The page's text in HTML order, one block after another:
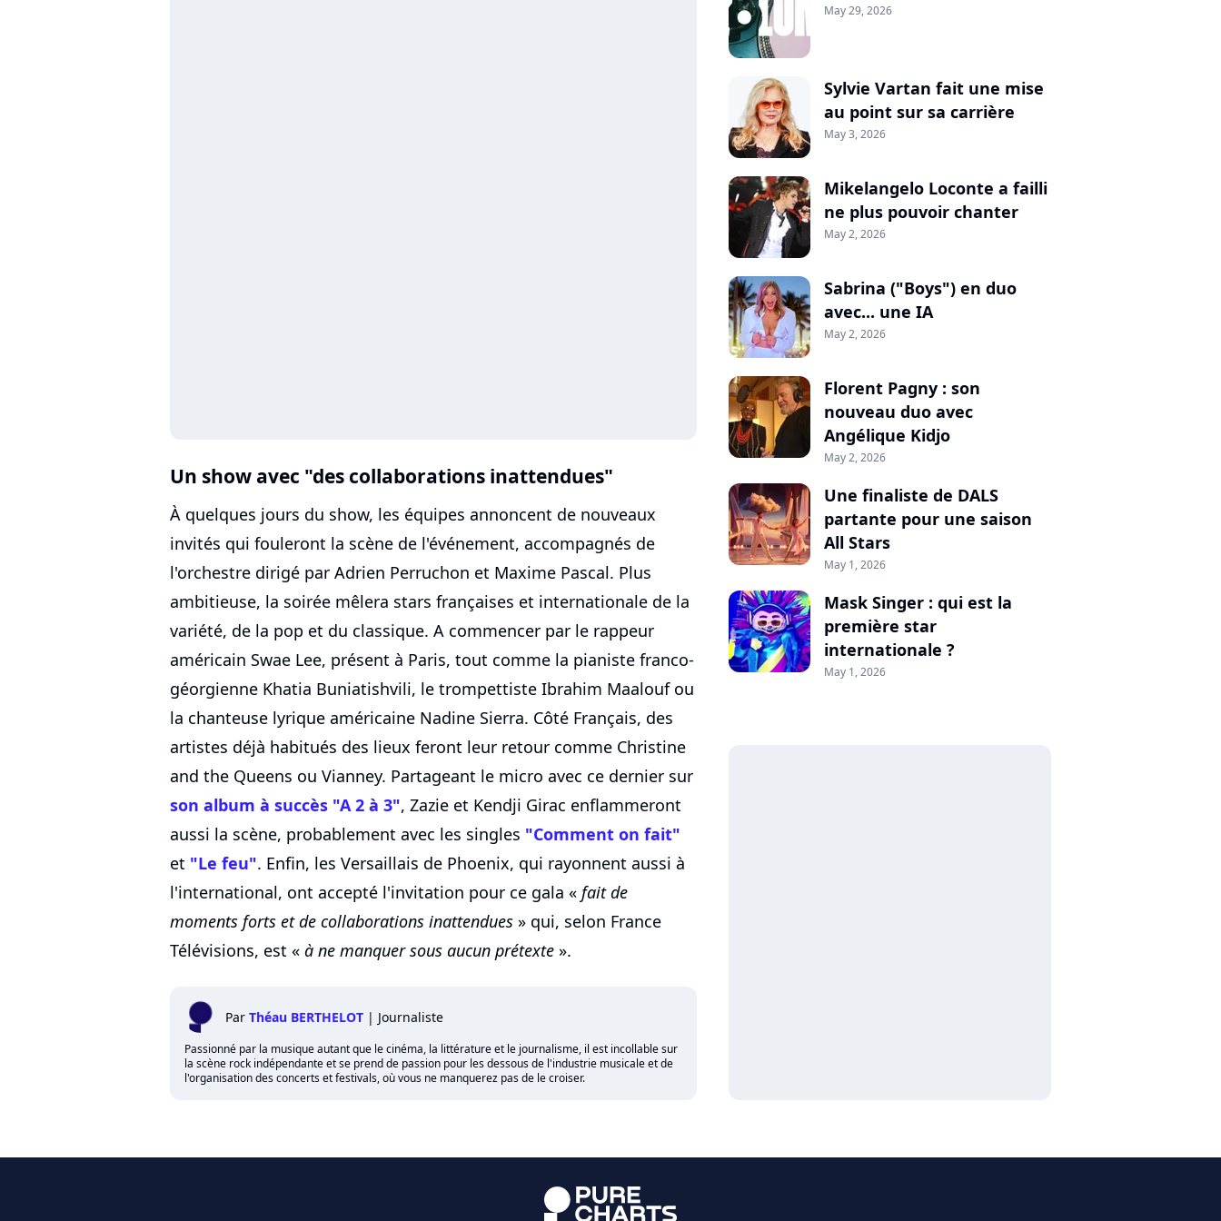
Un show avec "des collaborations inattendues"
À quelques jours du show, les équipes annoncent de nouveaux
invités qui fouleront la scène de l'événement, accompagnés de
l'orchestre dirigé par Adrien Perruchon et Maxime Pascal. Plus
ambitieuse, la soirée mêlera stars françaises et internationale de la
variété, de la pop et du classique. A commencer par le rappeur
américain Swae Lee, présent à Paris, tout comme la pianiste franco-
géorgienne Khatia Buniatishvili, le trompettiste Ibrahim Maalouf ou
la chanteuse lyrique américaine Nadine Sierra. Côté Français, des
artistes déjà habitués des lieux feront leur retour comme Christine
and the Queens ou Vianney. Partageant le micro avec ce dernier sur
son album à succès "A 2 à 3", Zazie et Kendji Girac enflammeront
aussi la scène, probablement avec les singles "Comment on fait"
et "Le feu". Enfin, les Versaillais de Phoenix, qui rayonnent aussi à
l'international, ont accepté l'invitation pour ce gala « fait de
moments forts et de collaborations inattendues » qui, selon France
Télévisions, est « à ne manquer sous aucun prétexte ».
Par Théau BERTHELOT | Journaliste
Passionné par la musique autant que le cinéma, la littérature et le journalisme, il est incollable sur
la scène rock indépendante et se prend de passion pour les dessous de l'industrie musicale et de
l'organisation des concerts et festivals, où vous ne manquerez pas de le croiser.
May 29, 2026
Sylvie Vartan fait une mise
au point sur sa carrière
May 3, 2026
Mikelangelo Loconte a failli
ne plus pouvoir chanter
May 2, 2026
Sabrina ("Boys") en duo
avec... une IA
May 2, 2026
Florent Pagny : son
nouveau duo avec
Angélique Kidjo
May 2, 2026
Une finaliste de DALS
partante pour une saison
All Stars
May 1, 2026
Mask Singer : qui est la
première star
internationale ?
May 1, 2026